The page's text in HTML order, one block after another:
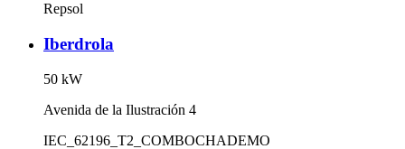
Repsol
Iberdrola
50 kW
Avenida de la Ilustración 4
IEC_62196_T2_COMBOCHADEMO